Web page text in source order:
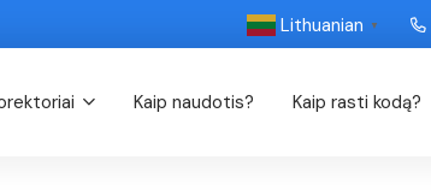
Lithuanian ▼
Kaip naudotis? Kaip rasti kodą?